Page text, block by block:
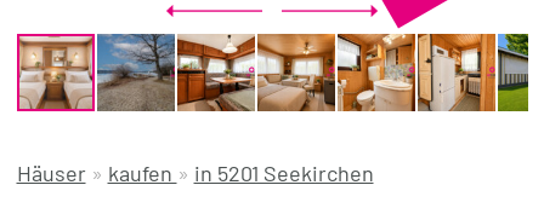
WISSENSWERTES
FÜR KÄUFER
FÜR VERKÄUFER
Häuser» kaufen » in 5201 Seekirchen